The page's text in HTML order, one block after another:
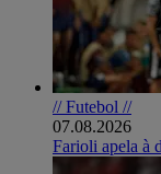
// Futebol //
07.08.2026
Farioli apela à